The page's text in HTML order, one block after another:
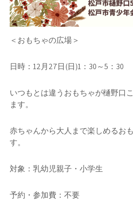
＜おもちゃの広場＞
日時：12月27日(日)1：30～5：30
いつもとは違うおもちゃが樋野口
ます。
赤ちゃんから大人まで楽しめるお
す。
対象：乳幼児親子・小学生
予約・参加費：不要